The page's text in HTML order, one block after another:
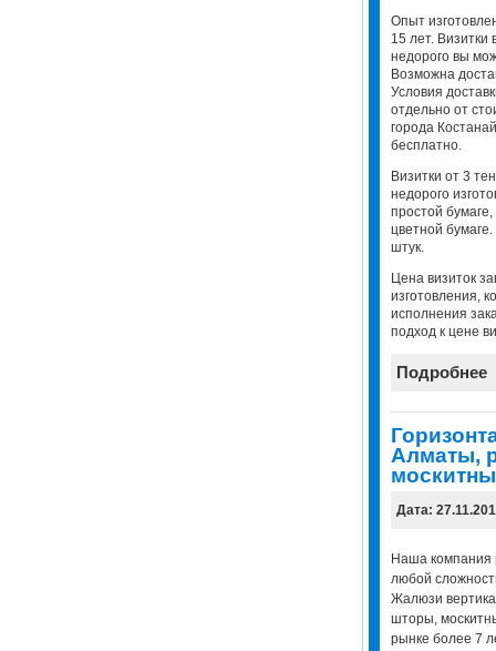
Опыт
15 лет. Визитки
недорого вы
Возможна
Условия
отдельно от
города
бесплатно.
Визитки от 3
недорого
простой
цветной
штук.
Цена визиток
изготовления,
исполнения
подход к цене
Подробнее
Алматы,
Дата:
Наша компания
любой
Жалюзи
шторы,
рынке более 7